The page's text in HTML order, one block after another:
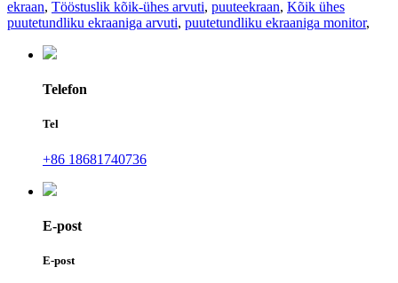
ekraan, Tööstuslik kõik-ühes arvuti, puuteekraan, Kõik ühes
puutetundliku ekraaniga arvuti, puutetundliku ekraaniga monitor,
Telefon
Tel
+86 18681740736
E-post
E-post